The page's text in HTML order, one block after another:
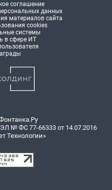
соглашение
данных
материалов сайта
cookies
системы
в сфере ИТ
№ ФС 77-66333 от 14.07.2016
Технологии»